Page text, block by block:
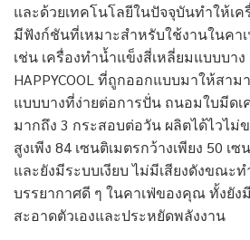
และด้วยเทคโนโลยีในปัจจุบันทำให้เ
มีฟังก์ชันที่เหมาะสำหรับใช้งานในคา
เช่น เครื่องทำน้ำแข็งสี่เหลี่ยมแบบบาง
HAPPYCOOL ที่ถูกออกแบบมาให้สา
แบบบางที่ง่ายต่อการปั่น ถนอมใบมีดเ
มากถึง 3 กระสอบต่อวัน ผลิตได้ไวไ
สูงเพีง 84 เซนติเมตรกว้างเพียง 50 เ
และยังมีระบบเงียบ ไม่มีเสียงดังขณะ
บรรยากาศดี ๆ ในคาเฟ่ของคุณ ทั้งยั
สะอาดตัวเองและประหยัดพลังงาน